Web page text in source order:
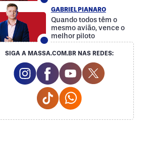
GABRIEL PIANARO
Quando todos têm o
mesmo avião, vence o
melhor piloto
SIGA A MASSA.COM.BR NAS REDES:
Instagram Social Media
Facebook Social Media
Youtube Social
Twitter
Tiktok Social Media
Whatsapp